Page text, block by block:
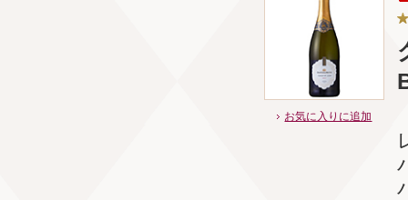
お気に入りに追加